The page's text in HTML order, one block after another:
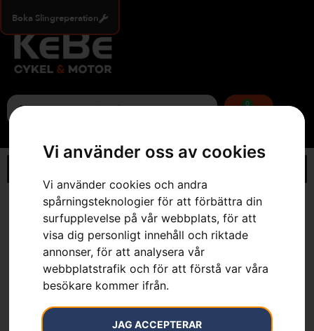
Vi använder oss av cookies
Vi använder cookies och andra
spårningsteknologier för att förbättra din
surfupplevelse på vår webbplats, för att
visa dig personligt innehåll och riktade
annonser, för att analysera vår
webbplatstrafik och för att förstå var våra
besökare kommer ifrån.
JAG ACCEPTERAR
Boka Slingreperation
0
»Webbutik»Skyddsglasögon, Sun